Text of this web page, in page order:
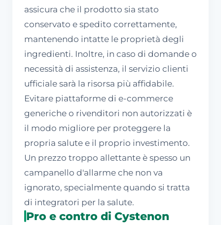
assicura che il prodotto sia stato
conservato e spedito correttamente,
mantenendo intatte le proprietà degli
ingredienti. Inoltre, in caso di domande o
necessità di assistenza, il servizio clienti
ufficiale sarà la risorsa più affidabile.
Evitare piattaforme di e-commerce
generiche o rivenditori non autorizzati è
il modo migliore per proteggere la
propria salute e il proprio investimento.
Un prezzo troppo allettante è spesso un
campanello d'allarme che non va
ignorato, specialmente quando si tratta
di integratori per la salute.
Pro e contro di Cystenon